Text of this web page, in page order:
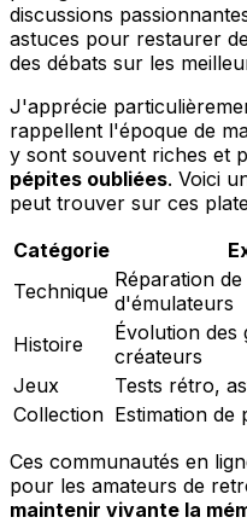
discussions
astuces pour restaurer
des débats sur les
J'apprécie
rappellent l'époque de
y sont souvent riches et
pépites oubliées. Voici
peut trouver sur ces
Catégorie
Technique Réparation
d'émulateurs
Histoire
Évolution des
créateurs
Jeux
Tests rétro,
Collection Estimation de
Ces communautés en
pour les amateurs de
maintenir vivante la